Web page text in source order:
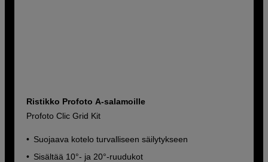
Ristikko Profoto A-salamoille
Profoto Clic Grid Kit
Suojaava kotelo turvalliseen säilytykseen
Sisältää 10°- ja 20°-ruudukot